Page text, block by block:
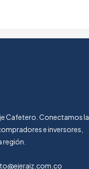
Cafetero. Conectamos la
e inversores,
región.